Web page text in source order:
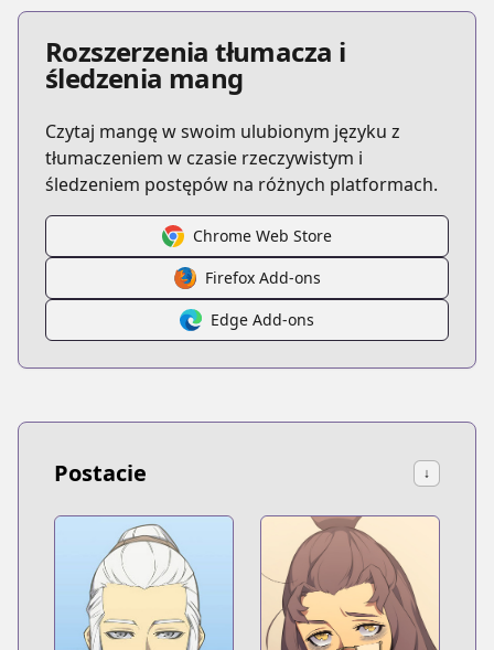
Rozszerzenia tłumacza i
śledzenia mang
Czytaj mangę w swoim ulubionym języku z
tłumaczeniem w czasie rzeczywistym i
śledzeniem postępów na różnych platformach.
Chrome Web Store
Firefox Add-ons
Edge Add-ons
Postacie ↓